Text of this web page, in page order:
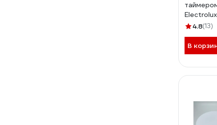
100TH
4.8(13)
В